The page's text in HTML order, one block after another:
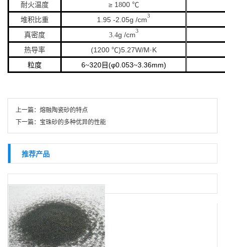
耐火温度
≥ 1 800 ℃
堆积比重 1.95 -2.05g /cm
3
真密度 3.4g /cm
3
热导率 (1200 ℃)5.27W/M·K
粒度
6~320目 (φ0.053~3.36mm)
上一篇： 熔融陶瓷砂的特点
下一篇： 宝珠砂的多种优异的性能
推荐产品